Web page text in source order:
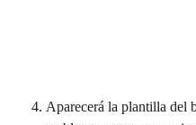
Aparecerá la plantilla del